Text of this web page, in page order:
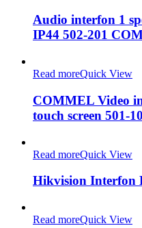
Audio interfon 1
IP44 502-201
Read moreQuick View
COMMEL Video
touch screen 501-
Read moreQuick View
Hikvision Interfon
Read moreQuick View